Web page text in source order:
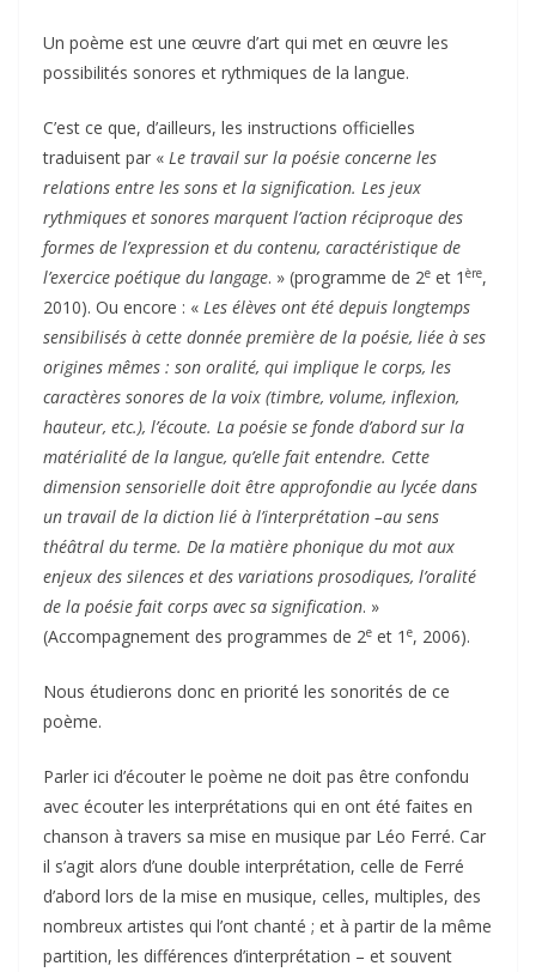
Un poème est une œuvre d’art qui met en œuvre les
possibilités sonores et rythmiques de la langue.
C’est ce que, d’ailleurs, les instructions officielles
traduisent par « Le travail sur la poésie concerne les
relations entre les sons et la signification. Les jeux
rythmiques et sonores marquent l’action réciproque des
formes de l’expression et du contenu, caractéristique de
l’exercice poétique du langage. » (programme de 2e et 1 ère,
2010). Ou encore : « Les élèves ont été depuis longtemps
sensibilisés à cette donnée première de la poésie, liée à ses
origines mêmes : son oralité, qui implique le corps, les
caractères sonores de la voix (timbre, volume, inflexion,
hauteur, etc.), l’écoute. La poésie se fonde d’abord sur la
matérialité de la langue, qu’elle fait entendre. Cette
dimension sensorielle doit être approfondie au lycée dans
un travail de la diction lié à l’interprétation –au sens
théâtral du terme. De la matière phonique du mot aux
enjeux des silences et des variations prosodiques, l’oralité
de la poésie fait corps avec sa signification. »
(Accompagnement des programmes de 2e et 1 e, 2006).
Nous étudierons donc en priorité les sonorités de ce
poème.
Parler ici d’écouter le poème ne doit pas être confondu
avec écouter les interprétations qui en ont été faites en
chanson à travers sa mise en musique par Léo Ferré. Car
il s’agit alors d’une double interprétation, celle de Ferré
d’abord lors de la mise en musique, celles, multiples, des
nombreux artistes qui l’ont chanté ; et à partir de la même
partition, les différences d’interprétation – et souvent